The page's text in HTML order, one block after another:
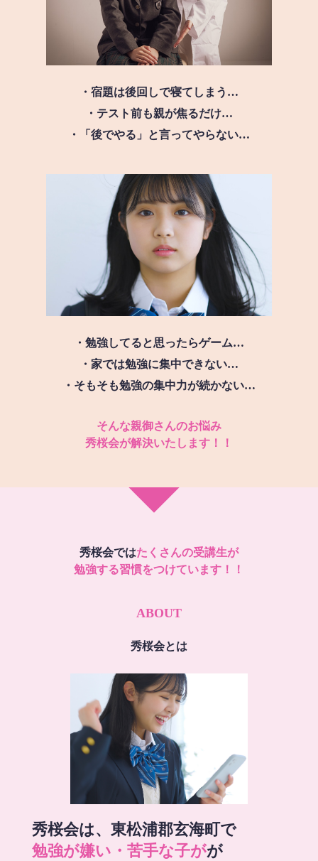
・宿題は後回しで寝てしまう…
・テスト前も親が焦るだけ…
・「後でやる」と言ってやらない…
・勉強してると思ったらゲーム…
・家では勉強に集中できない…
・そもそも勉強の集中力が続かない…
そんな親御さんのお悩み
秀桜会が解決いたします！！
秀桜会ではたくさんの受講生が
勉強する習慣をつけています！！
ABOUT
秀桜会とは
秀桜会は、東松浦郡玄海町で
勉強が嫌い・苦手な子がが